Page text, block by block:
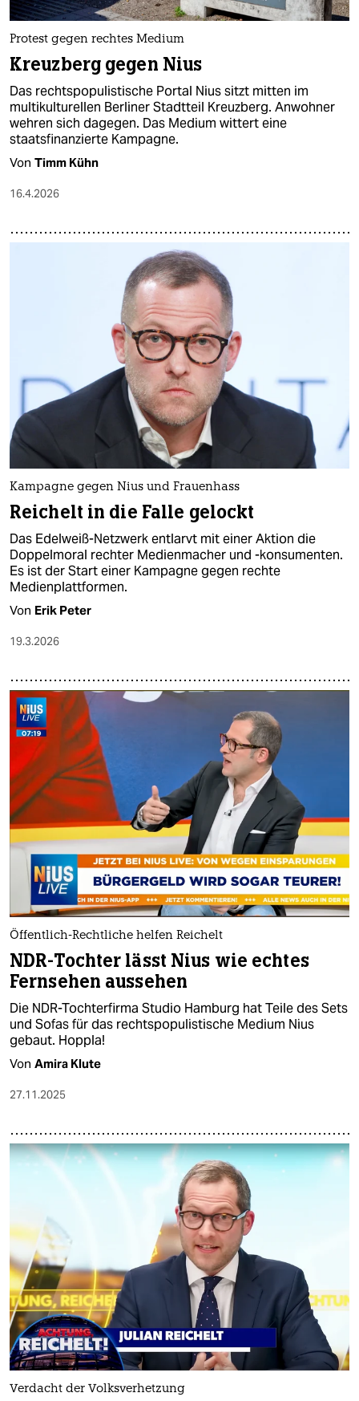
Protest gegen rechtes Medium
Kreuzberg gegen Nius
Das rechtspopulistische Portal Nius sitzt mitten im
multikulturellen Berliner Stadtteil Kreuzberg. An­woh­ne­r
wehren sich dagegen. Das Medium wittert eine
staatsfinanzierte Kampagne.
Von Timm Kühn
16.4.2026
Kampagne gegen Nius und Frauenhass
Reichelt in die Falle gelockt
Das Edelweiß-Netzwerk entlarvt mit einer Aktion die
Doppelmoral rechter Medienmacher und -konsumenten.
Es ist der Start einer Kampagne gegen rechte
Medienplattformen.
Von Erik Peter
19.3.2026
Öffentlich-Rechtliche helfen Reichelt
NDR-Tochter lässt Nius wie echtes
Fernsehen aussehen
Die NDR-Tochterfirma Studio Hamburg hat Teile des Sets
und Sofas für das rechtspopulistische Medium Nius
gebaut. Hoppla!
Von Amira Klute
27.11.2025
Verdacht der Volksverhetzung